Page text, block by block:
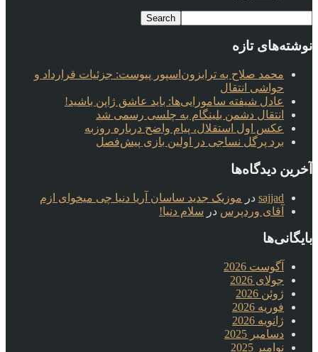
نوشته‌های تازه
محمد صلاح به ترابزون‌اسپور پیوست: جزئیات قرارداد و
حواشی انتقال
عادل شیفته سامورایی‌ها: باید عاشق ژاپن باشید!
انتقال دشمن بلینگام به چلسی رسمی شد
عکس اول استقلال، پیام واضح درباره روزبه
برد پرگل نساجی در اولین بازی پیش‌فصل
آخرین دیدگاه‌ها
sajjad در موزیک جدید ساسان آریا دنیا چی میخوای ازم
آقای وردپرس در سلام دنیا!
بایگانی‌ها
آگوست 2026
جولای 2026
ژوئن 2026
فوریه 2026
ژانویه 2026
دسامبر 2025
نوامبر 2025